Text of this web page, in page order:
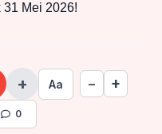
Mei 2026!
+ Aa − +
0